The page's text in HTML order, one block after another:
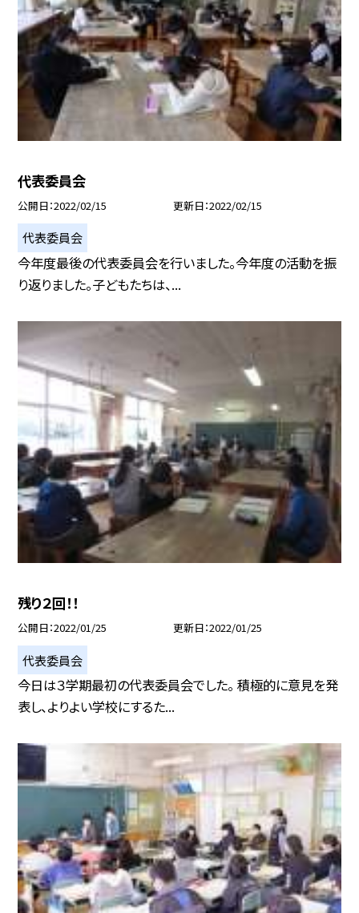
代表委員会
公開日 2022/02/15 更新日 2022/02/15
代表委員会
今年度最後の代表委員会を行いました。今年度の活動を振
り返りました。子どもたちは、...
残り２回！！
公開日 2022/01/25 更新日 2022/01/25
代表委員会
今日は３学期最初の代表委員会でした。 積極的に意見を発
表し、よりよい学校にするた...